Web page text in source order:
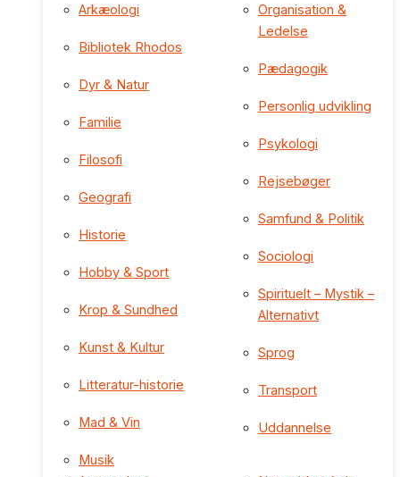
Arkæologi
Bibliotek Rhodos
Dyr & Natur
Familie
Filosofi
Geografi
Historie
Hobby & Sport
Krop & Sundhed
Kunst & Kultur
Litteratur-historie
Mad & Vin
Musik
Organisation &
Ledelse
Pædagogik
Personlig udvikling
Psykologi
Rejsebøger
Samfund & Politik
Sociologi
Spirituelt – Mystik –
Alternativt
Sprog
Transport
Uddannelse